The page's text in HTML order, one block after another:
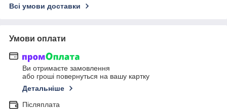
Всі умови доставки
Умови оплати
Ви отримаєте замовлення
або гроші повернуться на вашу картку
Детальніше
Післяплата